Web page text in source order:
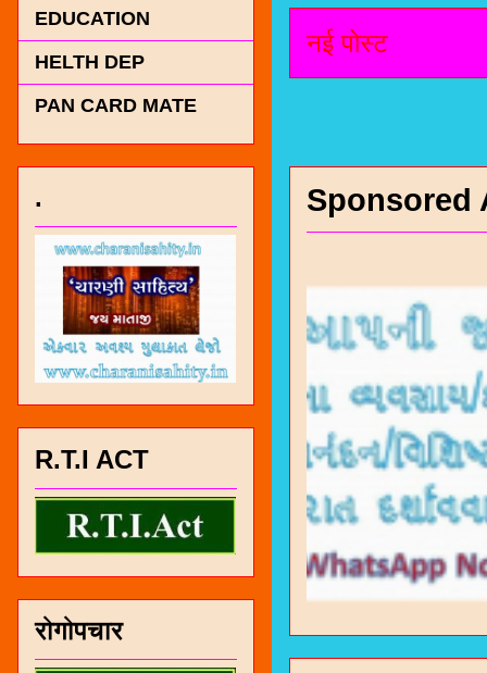
नई पोस्ट
Sponsored
EDUCATION
HELTH DEP
PAN CARD MATE
.
R.T.I ACT
रोगोपचार